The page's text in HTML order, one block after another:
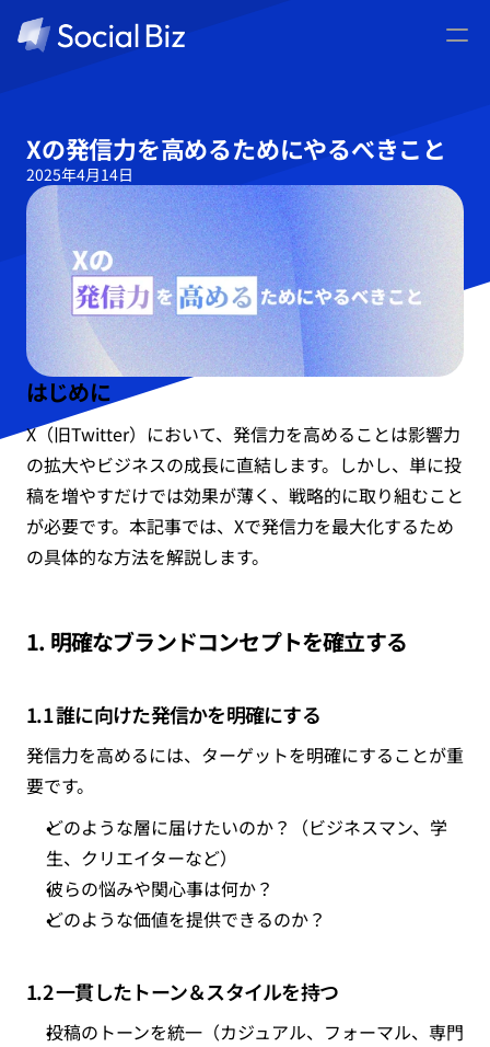
ウェビナー情報
コラム
メンバー
お問い合わせ
資料ダウンロード
Xの発信力を高めるためにやるべきこと
2025年4月14日
はじめに
X（旧Twitter）において、発信力を高めることは影響力
の拡大やビジネスの成長に直結します。しかし、単に投
稿を増やすだけでは効果が薄く、戦略的に取り組むこと
が必要です。本記事では、Xで発信力を最大化するため
の具体的な方法を解説します。
1. 明確なブランドコンセプトを確立する
1.1 誰に向けた発信かを明確にする
発信力を高めるには、ターゲットを明確にすることが重
要です。
どのような層に届けたいのか？
（ビジネスマン、学
生、クリエイターなど）
彼らの悩みや関心事は何か？
どのような価値を提供できるのか？
1.2 一貫したトーン＆スタイルを持つ
投稿のトーンを統一 （カジュアル、フォーマル、専門